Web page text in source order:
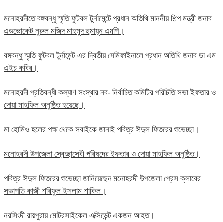
মনোহরদীতে বঙ্গবন্ধু স্মৃতি ফুটবল টুর্নামেন্টে প্রধান অতিথি মাননীয় শিল্প মন্ত্রী জনাব
এডভোকেট নুরুল মজিদ মাহমুদ হুমায়ূন এমপি।
বঙ্গবন্ধু স্মৃতি ফুটবল টুর্নামেন্ট এর দ্বিতীয় সেমিফাইনালে প্রধান অতিথি জনাব ডা এম
এইচ কবির।
মনোহরদী প্রতিবন্ধী কল্যাণ সংস্থার নব- নির্বাচিত কমিটির পরিচিতি সভা ইফতার ও
দোয়া মাহফিল অনুষ্ঠিত হয়েছে।
মা হোমিও হলের পক্ষ থেকে সবাইকে জানাই পবিত্র ঈদুল ফিতরের শুভেচ্ছা।
মনোহরদী উপজেলা স্বেচ্ছাসেবী পরিষদের ইফতার ও দোয়া মাহফিল অনুষ্ঠিত।
পবিত্র ঈদুল ফিতরের শুভেচ্ছা জানিয়েছেন মনোহরদী উপজেলা প্রেস ক্লাবের
সভাপতি কাজী শরিফুল ইসলাম শাকিল।
নরসিংদী রায়পুরায় মোটরসাইকেল এক্সিডেন্ট একজন আহত।